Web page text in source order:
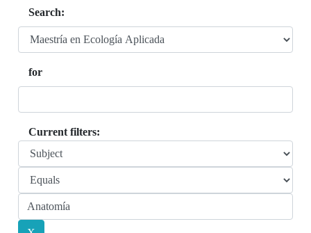
Search:
for
Current filters: